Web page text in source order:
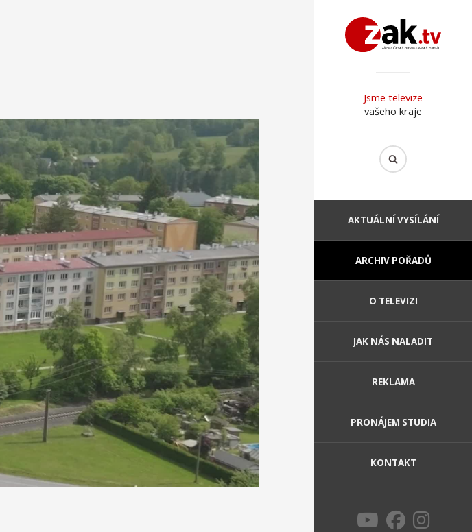
Jsme televize
vašeho kraje
AKTUÁLNÍ VYSÍLÁNÍ
ARCHIV POŘADŮ
O TELEVIZI
JAK NÁS NALADIT
REKLAMA
PRONÁJEM STUDIA
KONTAKT